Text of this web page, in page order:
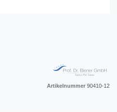
Artikelnummer 90410-12